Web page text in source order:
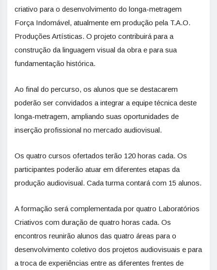
criativo para o desenvolvimento do longa-metragem
Força Indomável, atualmente em produção pela T.A.O.
Produções Artísticas. O projeto contribuirá para a
construção da linguagem visual da obra e para sua
fundamentação histórica.
Ao final do percurso, os alunos que se destacarem
poderão ser convidados a integrar a equipe técnica deste
longa-metragem, ampliando suas oportunidades de
inserção profissional no mercado audiovisual.
Os quatro cursos ofertados terão 120 horas cada. Os
participantes poderão atuar em diferentes etapas da
produção audiovisual. Cada turma contará com 15 alunos.
A formação será complementada por quatro Laboratórios
Criativos com duração de quatro horas cada. Os
encontros reunirão alunos das quatro áreas para o
desenvolvimento coletivo dos projetos audiovisuais e para
a troca de experiências entre as diferentes frentes de